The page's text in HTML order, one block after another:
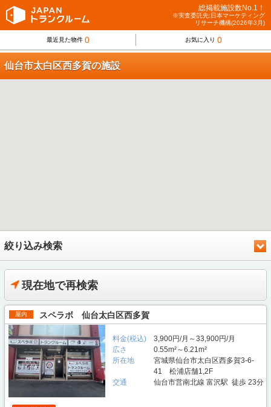
総掲載施設数No.1！
※実査委託先:日本マーケティング
リサーチ機構(2026年3月)
最近見た物件 0 お気に入り 0
仙台市太白区西多賀の施設
絞り込み検索
現在地で再検索
屋内 スペラボ 仙台太白区西多賀
料金(税込)
3,900円/月～33,900円/月
広さ
0.55m²～6.21m²
所在地
宮城県仙台市太白区西多賀3-6-
41 松浦店舗1,2F
交通
仙台市営南北線 富沢駅 徒歩 23分